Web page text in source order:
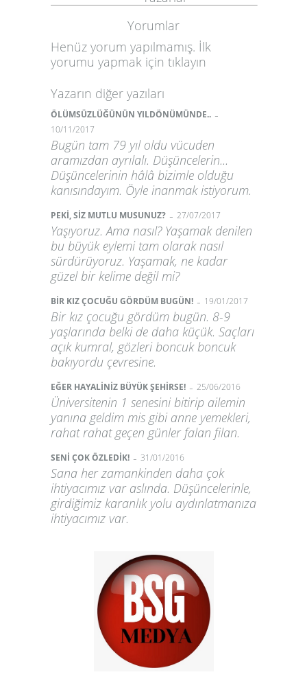
Yorumlar
Henüz yorum yapılmamış. İlk
yorumu yapmak için tıklayın
Yazarın diğer yazıları
ÖLÜMSÜZLÜĞÜNÜN YILDÖNÜMÜNDE.. -
10/11/2017
Bugün tam 79 yıl oldu vücuden
aramızdan ayrılalı. Düşüncelerin...
Düşüncelerinin hâlâ bizimle olduğu
kanısındayım. Öyle inanmak istiyorum.
PEKİ, SİZ MUTLU MUSUNUZ? - 27/07/2017
Yaşıyoruz. Ama nasıl? Yaşamak denilen
bu büyük eylemi tam olarak nasıl
sürdürüyoruz. Yaşamak, ne kadar
güzel bir kelime değil mi?
BİR KIZ ÇOCUĞU GÖRDÜM BUGÜN! - 19/01/2017
Bir kız çocuğu gördüm bugün. 8-9
yaşlarında belki de daha küçük. Saçları
açık kumral, gözleri boncuk boncuk
bakıyordu çevresine.
EĞER HAYALİNİZ BÜYÜK ŞEHİRSE! - 25/06/2016
Üniversitenin 1 senesini bitirip ailemin
yanına geldim mis gibi anne yemekleri,
rahat rahat geçen günler falan filan.
SENİ ÇOK ÖZLEDİK! - 31/01/2016
Sana her zamankinden daha çok
ihtiyacımız var aslında. Düşüncelerinle,
girdiğimiz karanlık yolu aydınlatmanıza
ihtiyacımız var.